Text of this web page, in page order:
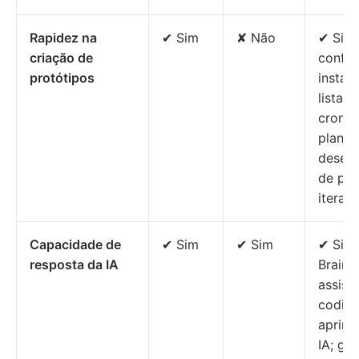
Rapidez na
criação de
protótipos
✔ Sim ✘ Não
✔ Sim
listas
de
Capacidade de
resposta da IA
✔ Sim ✔ Sim
✔
Brain
IA;